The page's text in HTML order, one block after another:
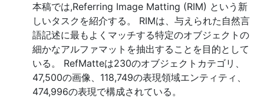
本稿では,Referring Image Matting (RIM) という新
しいタスクを紹介する。 RIMは、与えられた自然言
語記述に最もよくマッチする特定のオブジェクトの
細かなアルファマットを抽出することを目的として
いる。 RefMatteは230のオブジェクトカテゴリ、
47,500の画像、118,749の表現領域エンティティ、
474,996の表現で構成されている。